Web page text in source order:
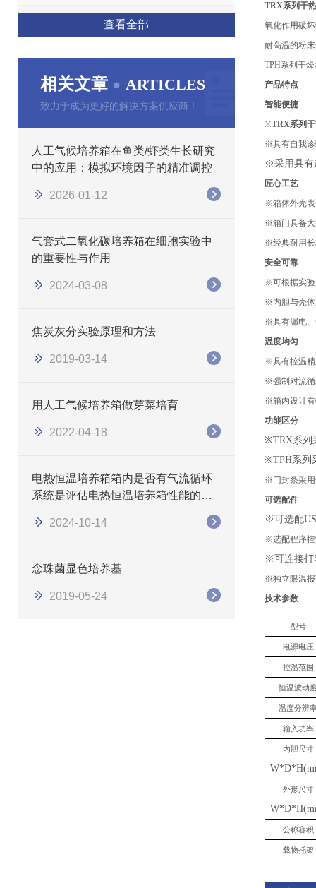
查看全部
相关文章 ARTICLES
致力于成为更好的解决方案供应商！
人工气候培养箱在鱼类/虾类生长研究
中的应用：模拟环境因子的精准调控
2026-01-12
气套式二氧化碳培养箱在细胞实验中
的重要性与作用
2024-03-08
焦炭灰分实验原理和方法
2019-03-14
用人工气候培养箱做芽菜培育
2022-04-18
电热恒温培养箱箱内是否有气流循环
系统是评估电热恒温培养箱性能的一
2024-10-14
念珠菌显色培养基
2019-05-24
TRX系列干
氧化作用破
耐高温的粉
TPH系列干
产品特点
智能便捷
※TRX系列
※具有自我诊
※采用具有
匠心工艺
※箱体外壳表
※箱门具备大
※经典耐用长
安全可靠
※可根据实验
※内胆与壳体
※具有漏电、
温度均匀
※具有控温精
※强制对流循
※箱内设计有
功能区分
※TRX系列
※TPH系列
※门封条采用
可选配件
※可选配
※选配程序控
※可连接打
※独立限温报
技术参数
型号
电源电压
控温范围
恒温波动
温度分辨
输入功率
内胆尺寸
外形尺寸
公称容积
载物托架